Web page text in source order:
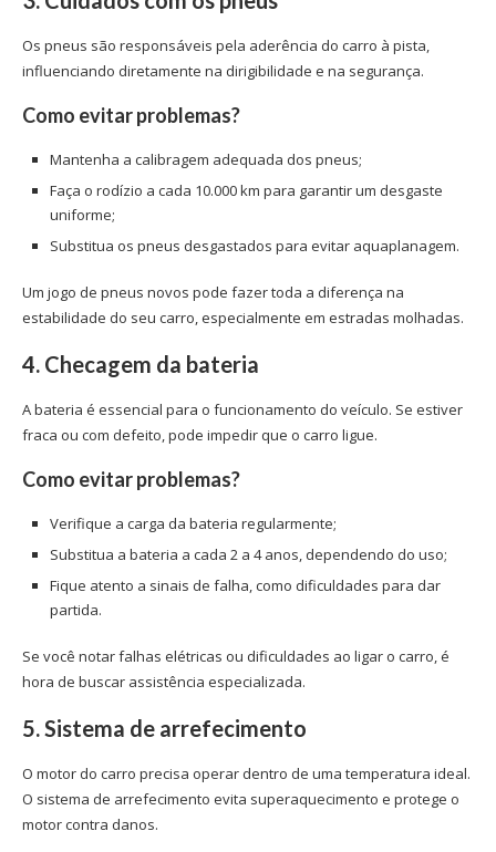
Os pneus são responsáveis pela aderência do carro à pista,
influenciando diretamente na dirigibilidade e na segurança.
Como evitar problemas?
Mantenha a calibragem adequada dos pneus;
Faça o rodízio a cada 10.000 km para garantir um desgaste
uniforme;
Substitua os pneus desgastados para evitar aquaplanagem.
Um jogo de pneus novos pode fazer toda a diferença na
estabilidade do seu carro, especialmente em estradas molhadas.
4. Checagem da bateria
A bateria é essencial para o funcionamento do veículo. Se estiver
fraca ou com defeito, pode impedir que o carro ligue.
Como evitar problemas?
Verifique a carga da bateria regularmente;
Substitua a bateria a cada 2 a 4 anos, dependendo do uso;
Fique atento a sinais de falha, como dificuldades para dar
partida.
Se você notar falhas elétricas ou dificuldades ao ligar o carro, é
hora de buscar assistência especializada.
5. Sistema de arrefecimento
O motor do carro precisa operar dentro de uma temperatura ideal.
O sistema de arrefecimento evita superaquecimento e protege o
motor contra danos.